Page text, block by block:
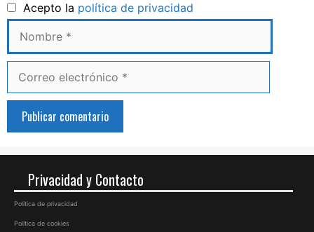
Acepto la política de privacidad
Privacidad y Contacto
Política de privacidad
Política de cookies